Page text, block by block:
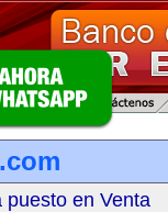
puesto en Venta